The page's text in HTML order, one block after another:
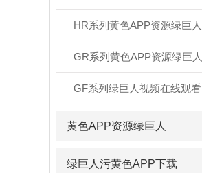
HR系列黄色APP资源绿巨人
GR系列黄色APP资源绿巨人
黄色APP资源绿巨人
绿巨人污黄色APP下载